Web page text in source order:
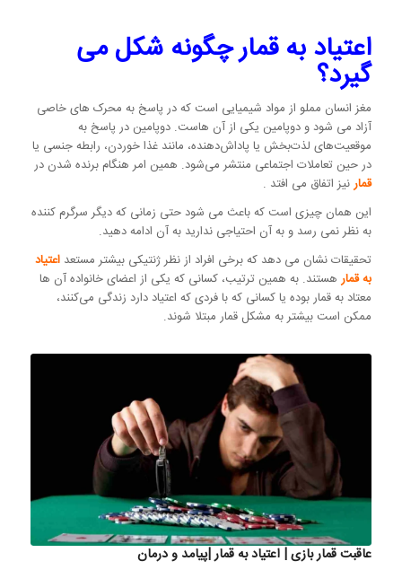
اعتیاد به قمار چگونه شکل می
گیرد؟
مغز انسان مملو از مواد شیمیایی است که در پاسخ به محرک های خاصی
آزاد می شود و دوپامین یکی از آن هاست. دوپامین در پاسخ به
موقعیت‌های لذت‌بخش یا پاداش‌دهنده، مانند غذا خوردن، رابطه جنسی یا
در حین تعاملات اجتماعی منتشر می‌شود. همین امر هنگام برنده شدن در
قمار نیز اتفاق می افتد .
این همان چیزی است که باعث می شود حتی زمانی که دیگر سرگرم کننده
به نظر نمی رسد و به آن احتیاجی ندارید به آن ادامه دهید.
تحقیقات نشان می دهد که برخی افراد از نظر ژنتیکی بیشتر مستعد اعتیاد
به قمارهستند. به همین ترتیب، کسانی که یکی از اعضای خانواده آن ها
معتاد به قمار بوده یا کسانی که با فردی که اعتیاد دارد زندگی می‌کنند،
ممکن است بیشتر به مشکل قمار مبتلا شوند.
عاقبت قمار بازی | اعتیاد به قمار |پیامد و درمان